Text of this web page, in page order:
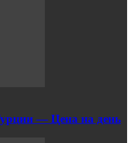
— Цена на день